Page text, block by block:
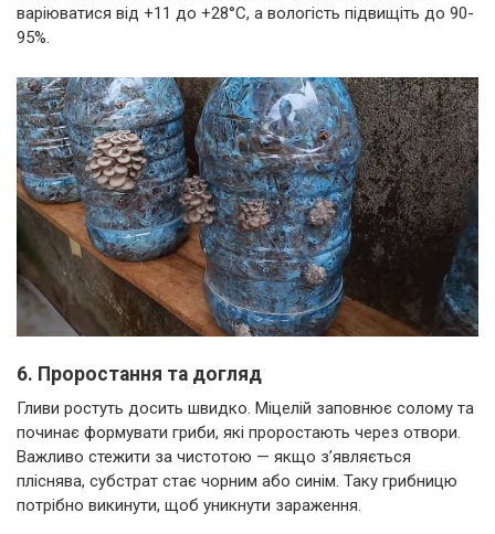
варіюватися від +11 до +28°C, а вологість підвищіть до 90-
95%.
6. Проростання та догляд
Гливи ростуть досить швидко. Міцелій заповнює солому та
починає формувати гриби, які проростають через отвори.
Важливо стежити за чистотою — якщо з’являється
пліснява, субстрат стає чорним або синім. Таку грибницю
потрібно викинути, щоб уникнути зараження.